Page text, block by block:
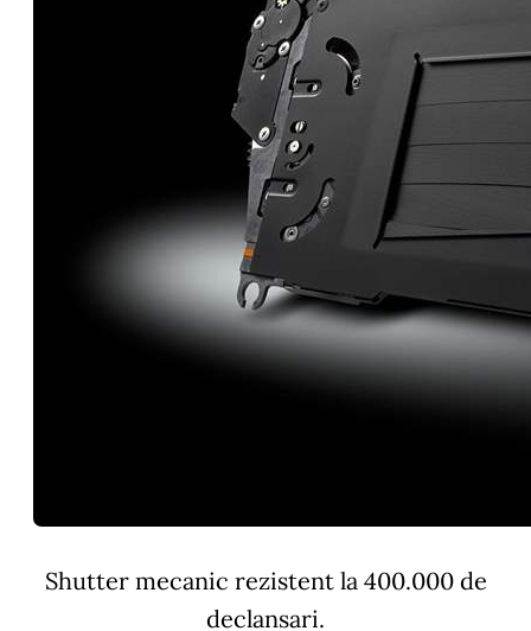
Shutter mecanic rezistent la 400.000 de
declansari.